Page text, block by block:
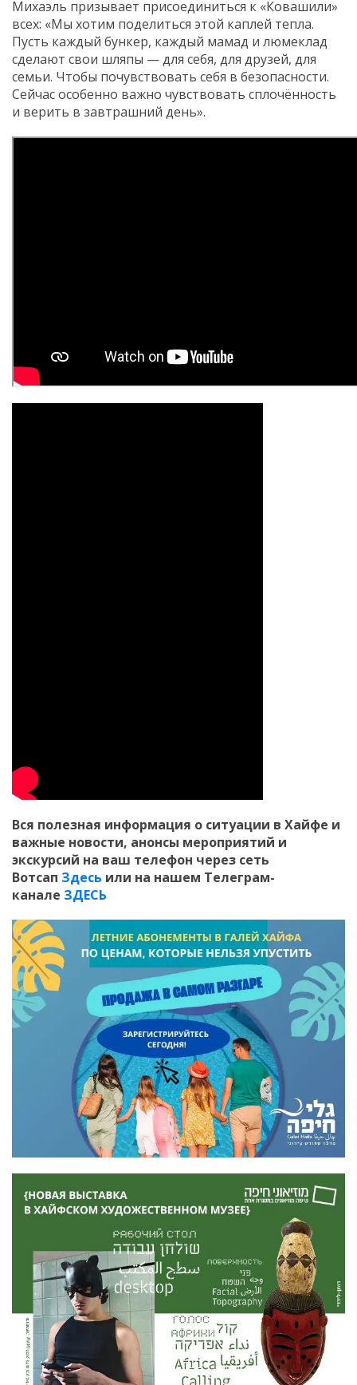
Михаэль призывает присоединиться к «Ковашили»
всех: «Мы хотим поделиться этой каплей тепла.
Пусть каждый бункер, каждый мамад и люмеклад
сделают свои шляпы — для себя, для друзей, для
семьи. Чтобы почувствовать себя в безопасности.
Сейчас особенно важно чувствовать сплочённость
и верить в завтрашний день».
Вся полезная информация о ситуации в Хайфе и
важные новости, анонсы мероприятий и
экскурсий на ваш телефон через сеть
Вотсап Здесь или на нашем Телеграм-
канале ЗДЕСЬ